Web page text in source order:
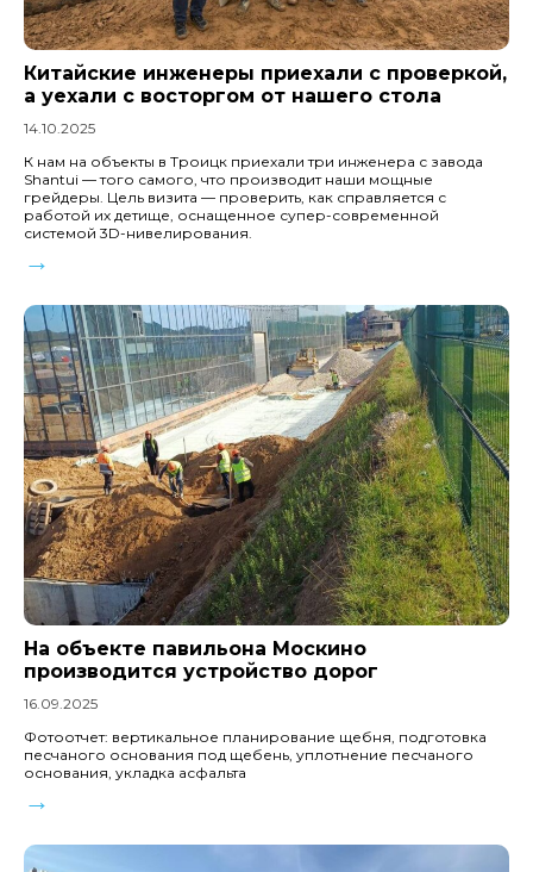
Китайские инженеры приехали с проверкой,
а уехали с восторгом от нашего стола
14.10.2025
К нам на объекты в Троицк приехали три инженера с завода
Shantui — того самого, что производит наши мощные
грейдеры. Цель визита — проверить, как справляется с
работой их детище, оснащенное супер-современной
системой 3D-нивелирования.
→
На объекте павильона Москино
производится устройство дорог
16.09.2025
Фотоотчет: вертикальное планирование щебня, подготовка
песчаного основания под щебень, уплотнение песчаного
основания, укладка асфальта
→